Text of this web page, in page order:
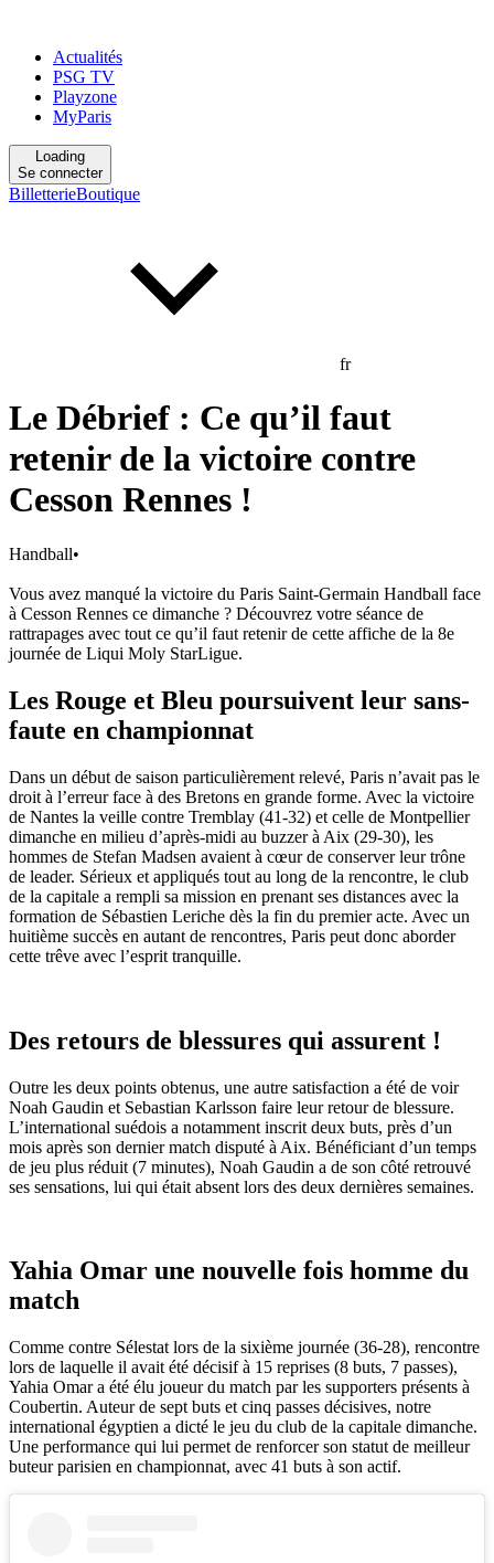
Actualités
PSG TV
Playzone
MyParis
Loading
Se connecter
BilletterieBoutique
fr
Le Débrief : Ce qu’il faut
retenir de la victoire contre
Cesson Rennes !
Handball•
Vous avez manqué la victoire du Paris Saint-Germain Handball face
à Cesson Rennes ce dimanche ? Découvrez votre séance de
rattrapages avec tout ce qu’il faut retenir de cette affiche de la 8e
journée de Liqui Moly StarLigue.
Les Rouge et Bleu poursuivent leur sans-
faute en championnat
Dans un début de saison particulièrement relevé, Paris n’avait pas le
droit à l’erreur face à des Bretons en grande forme. Avec la victoire
de Nantes la veille contre Tremblay (41-32) et celle de Montpellier
dimanche en milieu d’après-midi au buzzer à Aix (29-30), les
hommes de Stefan Madsen avaient à cœur de conserver leur trône
de leader. Sérieux et appliqués tout au long de la rencontre, le club
de la capitale a rempli sa mission en prenant ses distances avec la
formation de Sébastien Leriche dès la fin du premier acte. Avec un
huitième succès en autant de rencontres, Paris peut donc aborder
cette trêve avec l’esprit tranquille.
Des retours de blessures qui assurent !
Outre les deux points obtenus, une autre satisfaction a été de voir
Noah Gaudin et Sebastian Karlsson faire leur retour de blessure.
L’international suédois a notamment inscrit deux buts, près d’un
mois après son dernier match disputé à Aix. Bénéficiant d’un temps
de jeu plus réduit (7 minutes), Noah Gaudin a de son côté retrouvé
ses sensations, lui qui était absent lors des deux dernières semaines.
Yahia Omar une nouvelle fois homme du
match
Comme contre Sélestat lors de la sixième journée (36-28), rencontre
lors de laquelle il avait été décisif à 15 reprises (8 buts, 7 passes),
Yahia Omar a été élu joueur du match par les supporters présents à
Coubertin. Auteur de sept buts et cinq passes décisives, notre
international égyptien a dicté le jeu du club de la capitale dimanche.
Une performance qui lui permet de renforcer son statut de meilleur
buteur parisien en championnat, avec 41 buts à son actif.